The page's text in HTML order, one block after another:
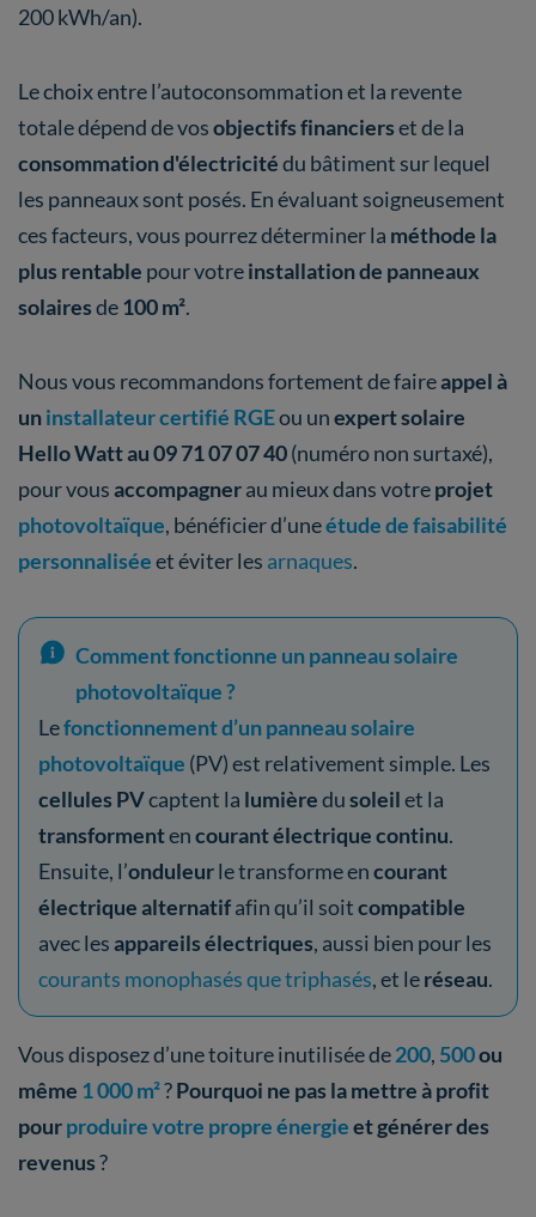
200 kWh/an).
Le choix entre l’autoconsommation et la revente
totale dépend de vosobjectifs financierset de la
consommation d'électricitédu bâtiment sur lequel
les panneaux sont posés. En évaluant soigneusement
ces facteurs, vous pourrez déterminer la méthode la
plus rentable pour votreinstallation de panneaux
solairesde100 m².
Nous vous recommandons fortement de faireappel à
uninstallateur certifié RGEou unexpert solaire
Hello Watt au 09 71 07 07 40(numéro non surtaxé),
pour vousaccompagnerau mieux dans votreprojet
photovoltaïque, bénéficier d’uneétude de faisabilité
personnaliséeet éviter les arnaques.
Comment fonctionne un panneau solaire
photovoltaïque ?
Lefonctionnement d’un panneau solaire
photovoltaïque (PV) est relativement simple. Les
cellules PVcaptent la lumièredusoleilet la
transformentencourant électrique continu.
Ensuite, l’onduleurle transforme encourant
électrique alternatifafin qu’il soitcompatible
avec lesappareils électriques, aussi bien pour les
courants monophasés que triphasés, et leréseau.
Vous disposez d’une toiture inutilisée de200, 500ou
même 1 000 m²?Pourquoi ne pas la mettre à profit
pourproduire votre propre énergieet générer des
revenus?